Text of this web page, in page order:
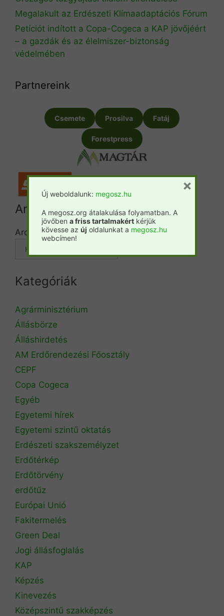
Megalakult az Erdészeti Klímaadaptációs Fórum
Petíciót indított a Copa-Cogeca a KAP jövőjéért
– a gazdák és az élelmiszer-biztonság
védelmében
Partnereink
Csemete Prosilva Fatáj
Forestpress
Archívum
Archívum
Kategóriák
Agrárminisztérium
Állásbörze
Álláshirdetés
AM Erdőrendezési Főosztály
CEPF
Copa Cogeca
Egyéb
Egyetemi hírek
Egyetemi szintű oktatás
Erdészeti szakszemélyzet
Erdőtérkép
Erdőtörvény
erdőtűz
Európai Unió
Fakitermelés
Green Deal
Jogi állásfoglalás
KAP
Képzés
Kinevezés
Középszintű szakképzés
Új weboldalunk: megosz.hu
A megosz.org átalakulása folyamatban. A
jövőben a friss tartalmakért kérjük
kövesse az új oldalunkat a megosz.hu
webcímen!
×